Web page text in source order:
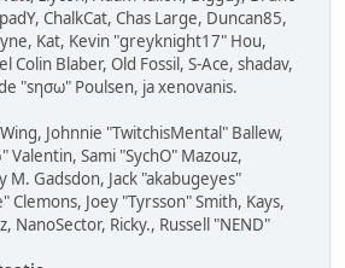
ChalkCat, Chas Large, Duncan85,
Kat, Kevin "greyknight17" Hou,
Colin Blaber, Old Fossil, S-Ace, shadav,
"sησω" Poulsen, ja xenovanis.
Johnnie "TwitchisMental" Ballew,
Valentin, Sami "SychO" Mazouz,
M. Gadsdon, Jack "akabugeyes"
Clemons, Joey "Tyrsson" Smith, Kays,
NanoSector, Ricky., Russell "NEND"